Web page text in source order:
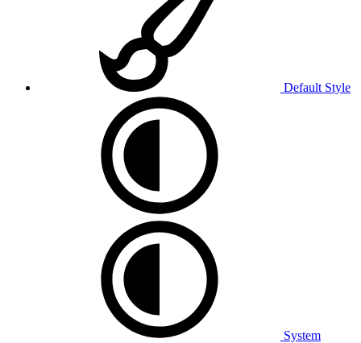
Default Style
System